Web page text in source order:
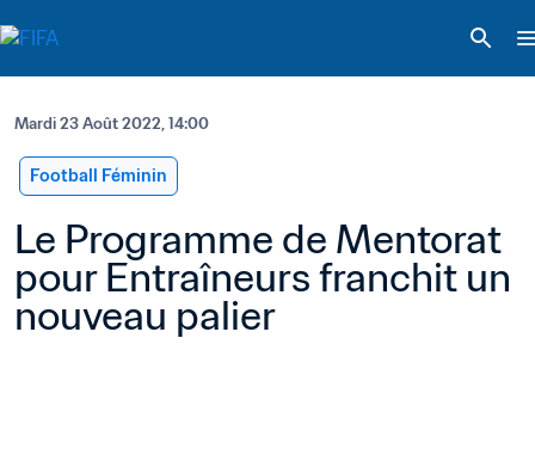
Mardi 23 Août 2022, 14:00
Football Féminin
Le Programme de Mentorat
pour Entraîneurs franchit un
nouveau palier